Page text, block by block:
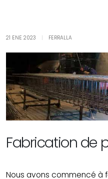
21 ENE 2023 FERRALLA
Fabrication de
Nous avons commencé à